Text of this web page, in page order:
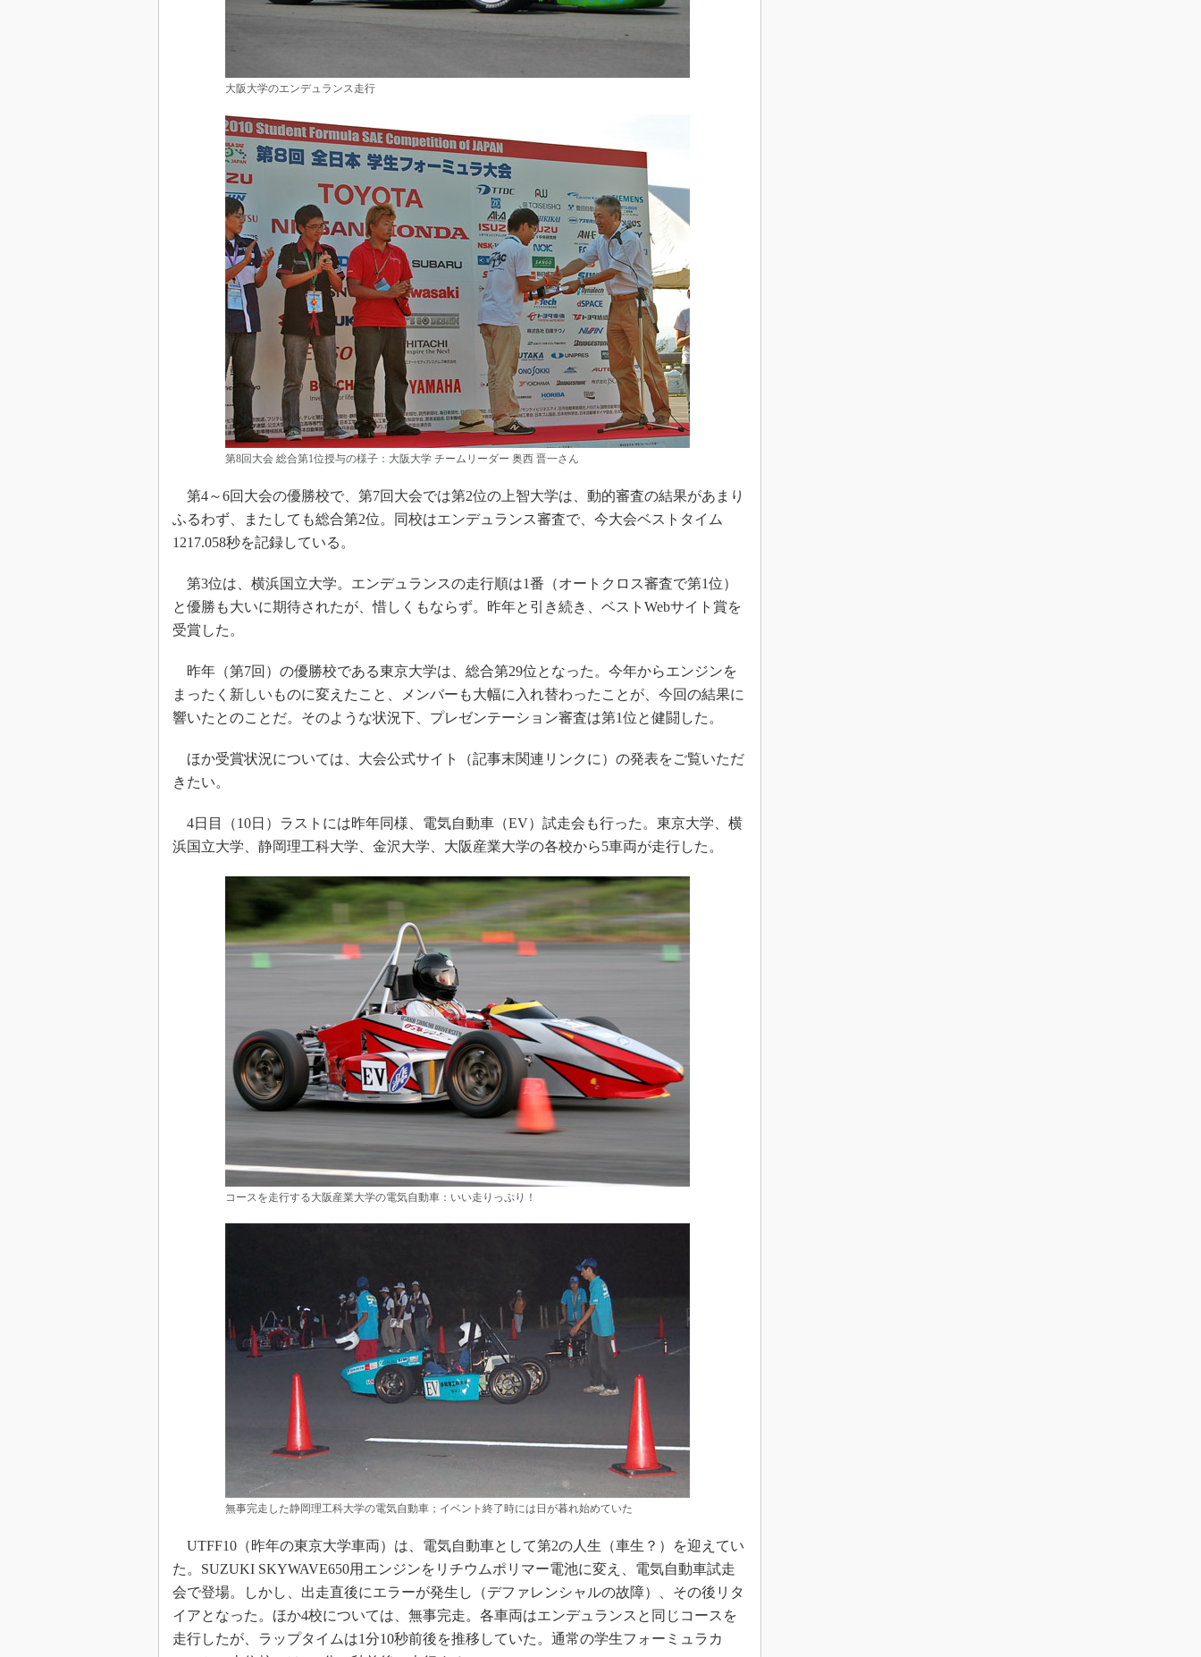
大阪大学のエンデュランス走行
第8回大会 総合第1位授与の様子：大阪大学 チームリーダー 奥西 晋一さん
第4～6回大会の優勝校で、第7回大会では第2位の上智大学は、動的審査の結果があまり
ふるわず、またしても総合第2位。同校はエンデュランス審査で、今大会ベストタイム
1217.058秒を記録している。
第3位は、横浜国立大学。エンデュランスの走行順は1番（オートクロス審査で第1位）
と優勝も大いに期待されたが、惜しくもならず。昨年と引き続き、ベストWebサイト賞を
受賞した。
昨年（第7回）の優勝校である東京大学は、総合第29位となった。今年からエンジンを
まったく新しいものに変えたこと、メンバーも大幅に入れ替わったことが、今回の結果に
響いたとのことだ。そのような状況下、プレゼンテーション審査は第1位と健闘した。
ほか受賞状況については、大会公式サイト（記事末関連リンクに）の発表をご覧いただ
きたい。
4日目（10日）ラストには昨年同様、電気自動車（EV）試走会も行った。東京大学、横
浜国立大学、静岡理工科大学、金沢大学、大阪産業大学の各校から5車両が走行した。
コースを走行する大阪産業大学の電気自動車：いい走りっぷり！
無事完走した静岡理工科大学の電気自動車；イベント終了時には日が暮れ始めていた
UTFF10（昨年の東京大学車両）は、電気自動車として第2の人生（車生？）を迎えてい
た。SUZUKI SKYWAVE650用エンジンをリチウムポリマー電池に変え、電気自動車試走
会で登場。しかし、出走直後にエラーが発生し（デファレンシャルの故障）、その後リタ
イアとなった。ほか4校については、無事完走。各車両はエンデュランスと同じコースを
走行したが、ラップタイムは1分10秒前後を推移していた。通常の学生フォーミュラカ